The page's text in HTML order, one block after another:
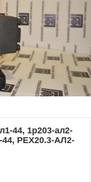
44, 1р203-ал2-
44, РЕХ20.3-АЛ2-